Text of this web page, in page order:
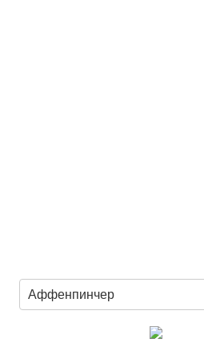
Аффенпинчер